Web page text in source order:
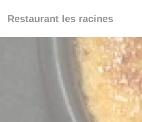
Restaurant les racines